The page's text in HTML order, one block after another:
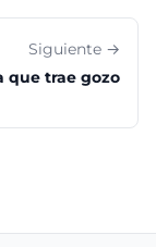
Siguiente →
que trae gozo